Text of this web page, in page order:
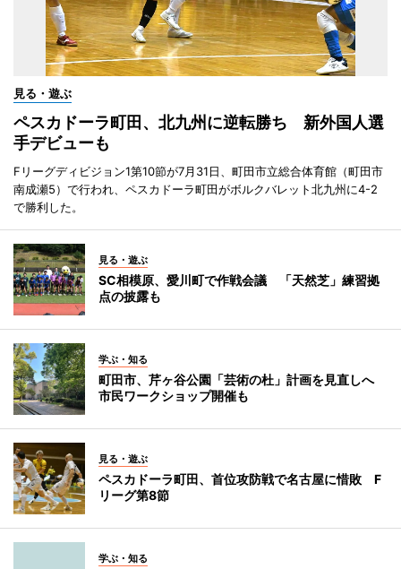
見る・遊ぶ
ペスカドーラ町田、北九州に逆転勝ち 新外国人選
手デビューも
Fリーグディビジョン1第10節が7月31日、町田市立総合体育館（町田市
南成瀬5）で行われ、ペスカドーラ町田がボルクバレット北九州に4-2
で勝利した。
見る・遊ぶ
SC相模原、愛川町で作戦会議 「天然芝」練習拠
点の披露も
学ぶ・知る
町田市、芹ヶ谷公園「芸術の杜」計画を見直しへ
市民ワークショップ開催も
見る・遊ぶ
ペスカドーラ町田、首位攻防戦で名古屋に惜敗 F
リーグ第8節
学ぶ・知る